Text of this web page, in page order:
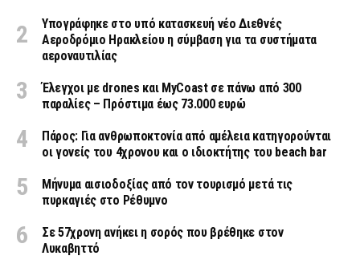
Υπογράφηκε στο υπό κατασκευή νέο Διεθνές
Αεροδρόμιο Ηρακλείου η σύμβαση για τα συστήματα
αεροναυτιλίας
Έλεγχοι με drones και MyCoast σε πάνω από 300
παραλίες – Πρόστιμα έως 73.000 ευρώ
Πάρος: Για ανθρωποκτονία από αμέλεια κατηγορούνται
οι γονείς του 4χρονου και ο ιδιοκτήτης του beach bar
Μήνυμα αισιοδοξίας από τον τουρισμό μετά τις
πυρκαγιές στο Ρέθυμνο
Σε 57χρονη ανήκει η σορός που βρέθηκε στον
Λυκαβηττό